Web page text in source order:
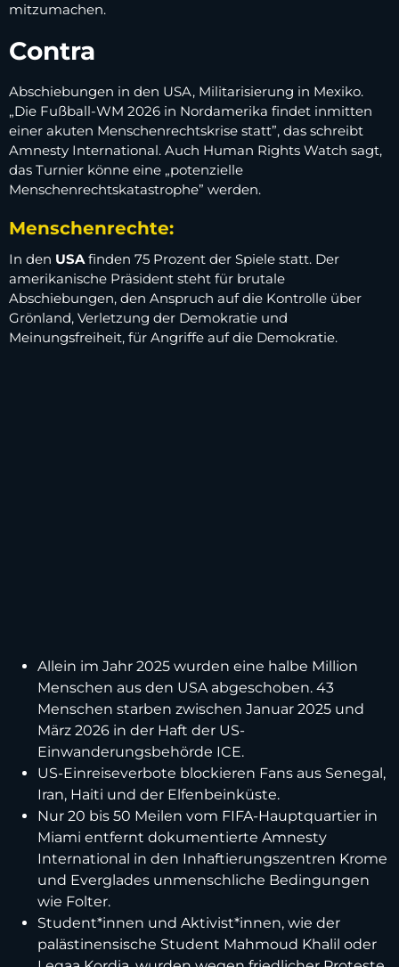
mitzumachen.
Contra
Abschiebungen in den USA, Militarisierung in Mexiko.
„Die Fußball-WM 2026 in Nordamerika findet inmitten
einer akuten Menschenrechtskrise statt”, das schreibt
Amnesty International. Auch Human Rights Watch sagt,
das Turnier könne eine „potenzielle
Menschenrechtskatastrophe” werden.
Menschenrechte:
In den USAfinden 75 Prozent der Spiele statt. Der
amerikanische Präsident steht für brutale
Abschiebungen, den Anspruch auf die Kontrolle über
Grönland, Verletzung der Demokratie und
Meinungsfreiheit, für Angriffe auf die Demokratie.
Allein im Jahr 2025 wurden eine halbe Million
Menschen aus den USA abgeschoben. 43
Menschen starben zwischen Januar 2025 und
März 2026 in der Haft der US-
Einwanderungsbehörde ICE.
US-Einreiseverbote blockieren Fans aus Senegal,
Iran, Haiti und der Elfenbeinküste.
Nur 20 bis 50 Meilen vom FIFA-Hauptquartier in
Miami entfernt dokumentierte Amnesty
International in den Inhaftierungszentren Krome
und Everglades unmenschliche Bedingungen
wie Folter.
Student*innen und Aktivist*innen, wie der
palästinensische Student Mahmoud Khalil oder